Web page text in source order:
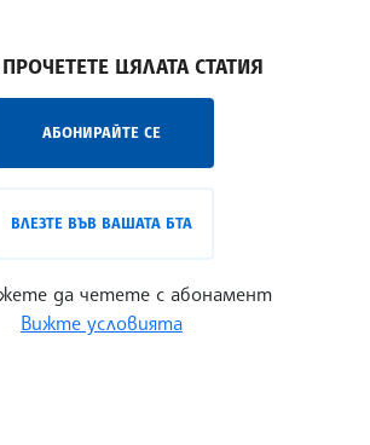
ЦЯЛАТА СТАТИЯ
АБОНИРАЙТЕ СЕ
ВЛЕЗТЕ ВЪВ ВАШАТА БТА
да четете с абонамент
Вижте условията